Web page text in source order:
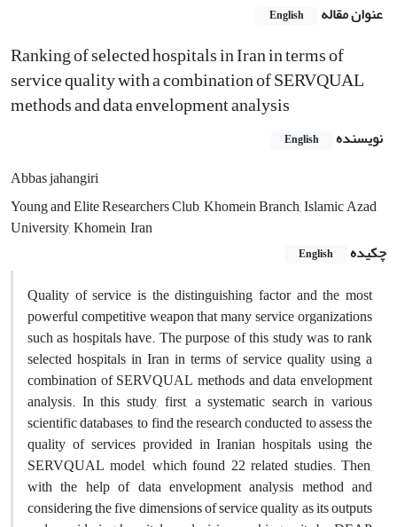
عنوان مقاله English
Ranking of selected hospitals in Iran in terms of
service quality with a combination of SERVQUAL
methods and data envelopment analysis
نویسنده English
Abbas jahangiri
Young and Elite Researchers Club, Khomein Branch, Islamic Azad
University, Khomein, Iran
چکیده
English
Quality of service is the distinguishing factor and the most
powerful competitive weapon that many service organizations
such as hospitals have. The purpose of this study was to rank
selected hospitals in Iran in terms of service quality using a
combination of SERVQUAL methods and data envelopment
analysis. In this study, first, a systematic search in various
scientific databases, to find the research conducted to assess the
quality of services provided in Iranian hospitals using the
SERVQUAL model, which found 22 related studies. Then,
with the help of data envelopment analysis method and
considering the five dimensions of service quality as its outputs